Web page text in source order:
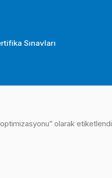
Sınavları
olarak etiketlendi